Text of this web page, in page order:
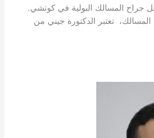
جراح المسالك البولية في كوتشي.
تعتبر الدكتورة جيني من